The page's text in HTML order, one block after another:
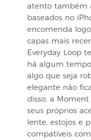
atento também
baseados no
encomenda
capas mais
Everyday Loop
há algum
algo que seja
elegante não
disso, a
seus próprios
lente, estojos e
compatíveis